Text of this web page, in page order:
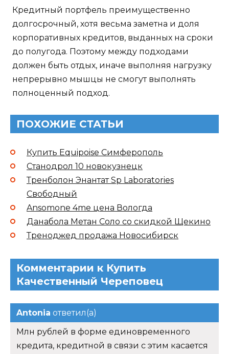
Кредитный портфель преимущественно
долгосрочный, хотя весьма заметна и доля
корпоративных кредитов, выданных на сроки
до полугода. Поэтому между подходами
должен быть отдых, иначе выполняя нагрузку
непрерывно мышцы не смогут выполнять
полноценный подход.
ПОХОЖИЕ СТАТЬИ
Купить Equipoise Симферополь
Станодрол 10 новокузнецк
Тренболон Энантат Sp Laboratories
Свободный
Ansomone 4me цена Вологда
Данабола Метан Соло со скидкой Щекино
Треноджед продажа Новосибирск
Комментарии к Купить
Качественный Череповец
Antonia ответил(а)
Млн рублей в форме единовременного
кредита, кредитной в связи с этим касается